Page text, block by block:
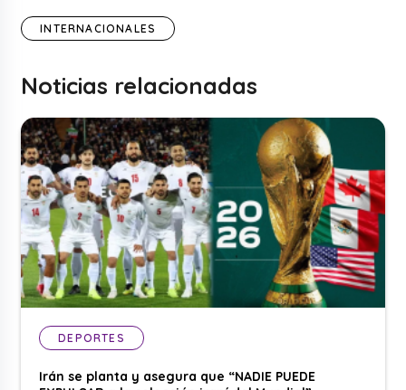
INTERNACIONALES
Noticias relacionadas
DEPORTES
Irán se planta y asegura que “NADIE PUEDE